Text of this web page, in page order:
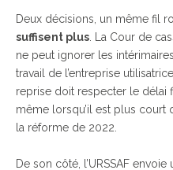
Deux décisions, un même fil
suffisent plus . La Cour de
ne peut ignorer les
travail de l’entreprise
reprise doit respecter le délai
même lorsqu’il est plus
la réforme de 2022.
De son côté, l’URSSAF